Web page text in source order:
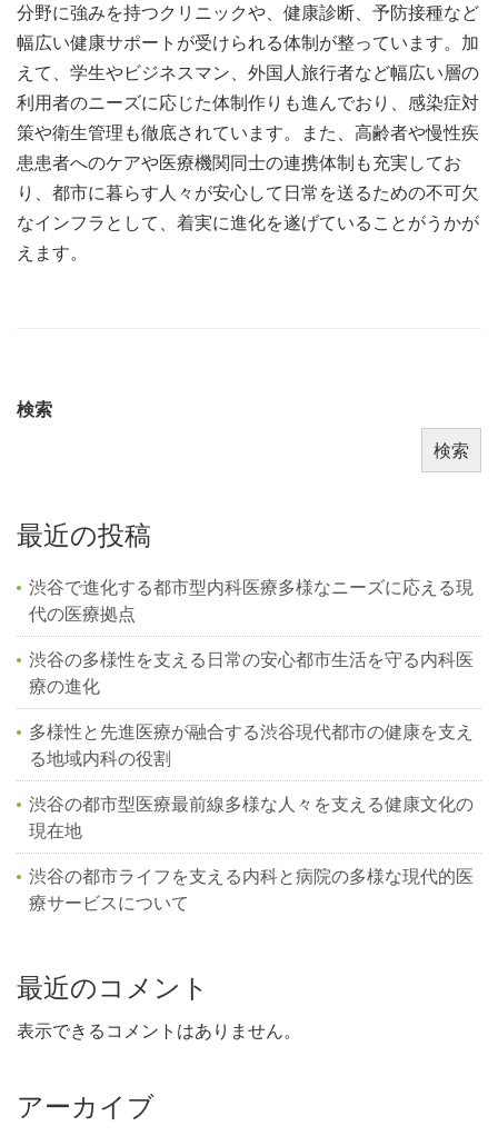
分野に強みを持つクリニックや、健康診断、予防接種など
幅広い健康サポートが受けられる体制が整っています。加
えて、学生やビジネスマン、外国人旅行者など幅広い層の
利用者のニーズに応じた体制作りも進んでおり、感染症対
策や衛生管理も徹底されています。また、高齢者や慢性疾
患患者へのケアや医療機関同士の連携体制も充実してお
り、都市に暮らす人々が安心して日常を送るための不可欠
なインフラとして、着実に進化を遂げていることがうかが
えます。
検索
検索
最近の投稿
渋谷で進化する都市型内科医療多様なニーズに応える現
代の医療拠点
渋谷の多様性を支える日常の安心都市生活を守る内科医
療の進化
多様性と先進医療が融合する渋谷現代都市の健康を支え
る地域内科の役割
渋谷の都市型医療最前線多様な人々を支える健康文化の
現在地
渋谷の都市ライフを支える内科と病院の多様な現代的医
療サービスについて
最近のコメント
表示できるコメントはありません。
アーカイブ